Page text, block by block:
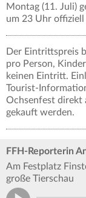
Montag (11. Juli)
um 23 Uhr offiziell
Der Eintrittspreis
pro Person,
keinen Eintritt.
Tourist-
Ochsenfest direkt
gekauft werden.
FFH-Reporterin
Am Festplatz
große Tierschau